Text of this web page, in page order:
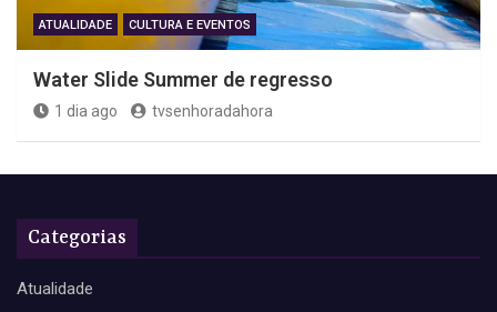
ATUALIDADE CULTURA E EVENTOS
Water Slide Summer de regresso
1 dia ago tvsenhoradahora
Categorias
Atualidade